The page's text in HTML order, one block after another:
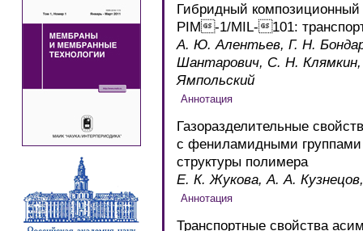
Гибридный
PIM-1/MIL-101:
А. Ю. Алентьев, Г. Н.
Шантарович, С. Н.
Ямпольский
Газоразделительные
с фениламидными
структуры полимера
Е. К. Жукова, А. А.
Транспортные свойства